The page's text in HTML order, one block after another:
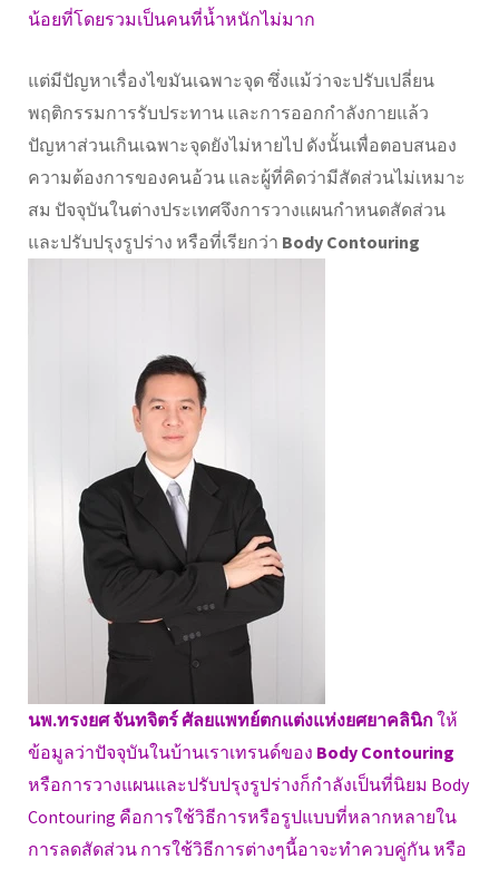
น้อยที่โดยรวมเป็นคนที่น้ำหนักไม่มาก
แต่มีปัญหาเรื่องไขมันเฉพาะจุด ซึ่งแม้ว่าจะปรับเปลี่ยน
พฤติกรรมการรับประทาน และการออกกำลังกายแล้ว
ปัญหาส่วนเกินเฉพาะจุดยังไม่หายไป ดังนั้นเพื่อตอบสนอง
ความต้องการของคนอ้วน และผู้ที่คิดว่ามีสัดส่วนไม่เหมาะ
สม ปัจจุบันในต่างประเทศจึงการวางแผนกำหนดสัดส่วน
และปรับปรุงรูปร่าง หรือที่เรียกว่า Body Contouring
นพ.ทรงยศ จันทจิตร์ ศัลยแพทย์ตกแต่งแห่งยศยาคลินิกให้
ข้อมูลว่าปัจจุบันในบ้านเราเทรนด์ของ Body Contouring
หรือการวางแผนและปรับปรุงรูปร่างก็กำลังเป็นที่นิยม Body
Contouring คือการใช้วิธีการหรือรูปแบบที่หลากหลายใน
การลดสัดส่วน การใช้วิธีการต่างๆนี้อาจะทำควบคู่กัน หรือ